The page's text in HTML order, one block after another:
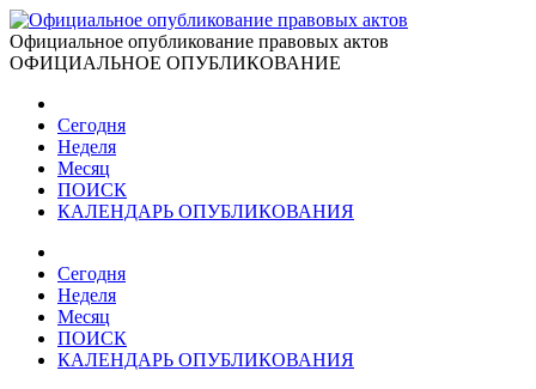
Официальное опубликование правовых актов
ОФИЦИАЛЬНОЕ ОПУБЛИКОВАНИЕ
Сегодня
Неделя
Месяц
ПОИСК
КАЛЕНДАРЬ ОПУБЛИКОВАНИЯ
Сегодня
Неделя
Месяц
ПОИСК
КАЛЕНДАРЬ ОПУБЛИКОВАНИЯ